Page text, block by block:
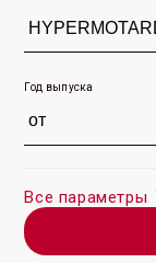
Год выпуска
Все параметры